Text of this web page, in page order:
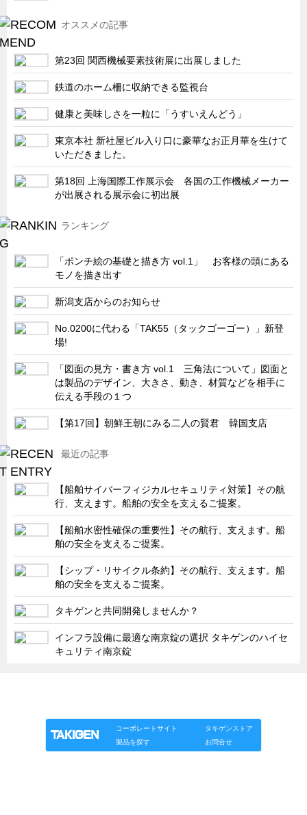
営業、丸ごとフカボリ
新製品開発最前線
Before After
隠れた名品
旬の野菜とタキゲン製品
PICK UP NEWS
ポンチ絵の基礎と描き方
図面の見方・書き方
瀧源点回帰
光る技術！未来へのモノづくり
ちょっとユニークなお客様
ビジサスニュース
ECOLOGY NEWS SCRAMBLE
わが街わが支店
支店所在地（歴史探訪）
ニッポン再発見
こんなとき、どう言うの?
４コマ漫画 のんきなのんちゃん
CATEGORY タキゲンinfo.
お知らせ
展示会情報／出展告知
展示会情報／報告レポート
工場見学
海外出張
社外セミナー
タキゲン売上ランキング
展示トラック
オススメの記事
第23回 関西機械要素技術展に出展しました
鉄道のホーム柵に収納できる監視台
健康と美味しさを一粒に「うすいえんどう」
東京本社 新社屋ビル入り口に豪華なお正月華を生けて
いただきました。
第18回 上海国際工作展示会 各国の工作機械メーカー
が出展される展示会に初出展
ランキング
「ポンチ絵の基礎と描き方 vol.1」 お客様の頭にある
モノを描き出す
新潟支店からのお知らせ
No.0200に代わる「TAK55（タックゴーゴー）」新登
場!
「図面の見方・書き方 vol.1 三角法について」図面と
は製品のデザイン、大きさ、動き、材質などを相手に
伝える手段の１つ
【第17回】朝鮮王朝にみる二人の賢君 韓国支店
最近の記事
【船舶サイバーフィジカルセキュリティ対策】その航
行、支えます。船舶の安全を支えるご提案。
【船舶水密性確保の重要性】その航行、支えます。船
舶の安全を支えるご提案。
【シップ・リサイクル条約】その航行、支えます。船
舶の安全を支えるご提案。
タキゲンと共同開発しませんか？
インフラ設備に最適な南京錠の選択 タキゲンのハイセ
キュリティ南京錠
コーポレートサイト
タキゲンストア
製品を探す
お問合せ